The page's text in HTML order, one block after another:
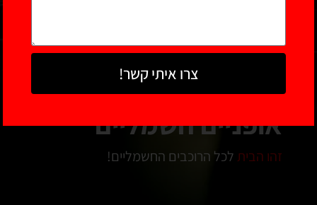
אופניים חשמליים
זהו הבית לכל הרוכבים החשמליים!
צרו איתי קשר!